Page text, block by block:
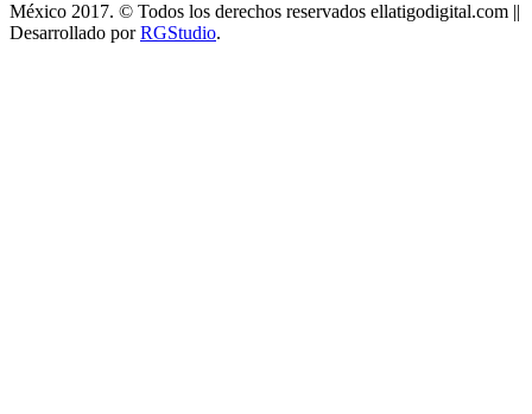
México 2017. © Todos los derechos reservados ellatigodigital.com ||
Desarrollado porRGStudio.